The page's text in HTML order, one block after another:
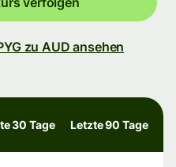
zu AUD ansehen
30 Tage Letzte 90 Tage